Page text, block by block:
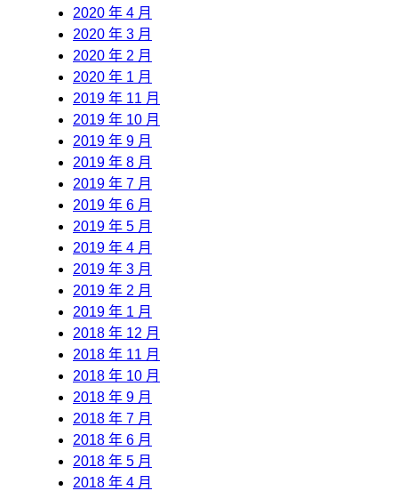
2020 年 4 月
2020 年 3 月
2020 年 2 月
2020 年 1 月
2019 年 11 月
2019 年 10 月
2019 年 9 月
2019 年 8 月
2019 年 7 月
2019 年 6 月
2019 年 5 月
2019 年 4 月
2019 年 3 月
2019 年 2 月
2019 年 1 月
2018 年 12 月
2018 年 11 月
2018 年 10 月
2018 年 9 月
2018 年 7 月
2018 年 6 月
2018 年 5 月
2018 年 4 月